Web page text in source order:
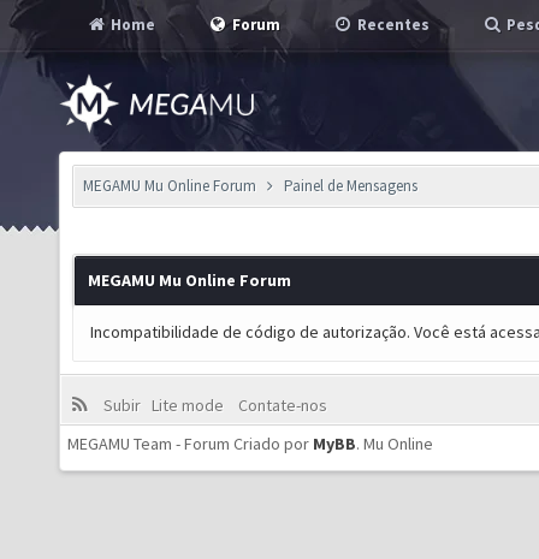
Home Forum Recentes
MEGAMU Mu Online Forum Painel de Mensagens
MEGAMU Mu Online Forum
Incompatibilidade de código de autorização. Você está
Subir Lite mode
Contate-nos
MEGAMU Team - Forum Criado por MyBB. Mu Online